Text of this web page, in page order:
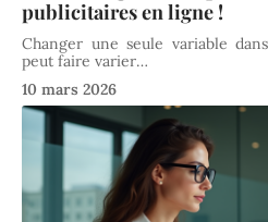
publicitaires en ligne !
Changer une seule variable
peut faire varier…
10 mars 2026